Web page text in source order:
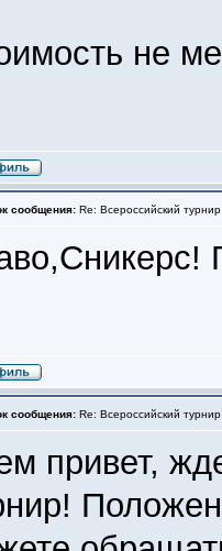
не
сообщения: Re: Всероссийский
сообщения: Re: Всероссийский
привет,